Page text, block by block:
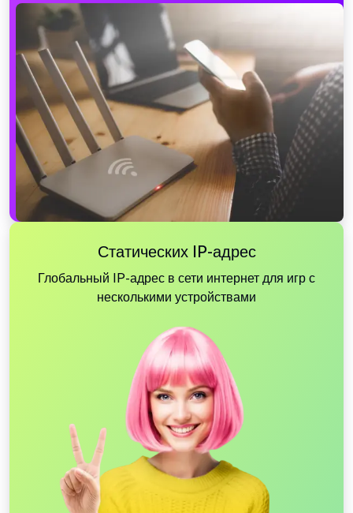
Статических IP-адрес
Глобальный IP-адрес в сети интернет для игр с
несколькими устройствами